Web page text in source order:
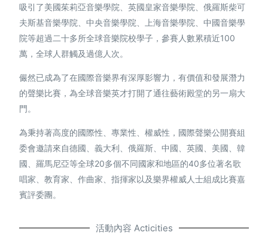
吸引了美國茱莉亞音樂學院、英國皇家音樂學院、俄羅斯柴可
夫斯基音樂學院、中央音樂學院、上海音樂學院、中國音樂學
院等超過二十多所全球音樂院校學子，參賽人數累積近100
萬，全球人群觸及過億人次。
儼然已成為了在國際音樂界有深厚影響力，有價值和發展潛力
的聲樂比賽，為全球音樂英才打開了通往藝術殿堂的另一扇大
門。
為秉持著高度的國際性、專業性、權威性，國際聲樂公開賽組
委會邀請來自德國、義大利、俄羅斯、中國、英國、美國、韓
國、羅馬尼亞等全球20多個不同國家和地區的40多位著名歌
唱家、教育家、作曲家、指揮家以及樂界權威人士組成比賽嘉
賓評委團。
活動內容 Acticities
繁體中文